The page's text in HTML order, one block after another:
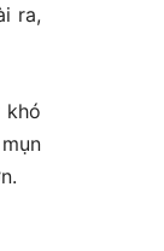
ra,
khó